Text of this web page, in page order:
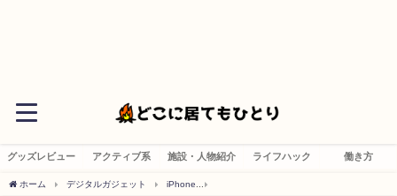
グッズレビュー アクティブ系 施設・人物紹介 ライフハック 働き方
ホーム デジタルガジェット iPhone